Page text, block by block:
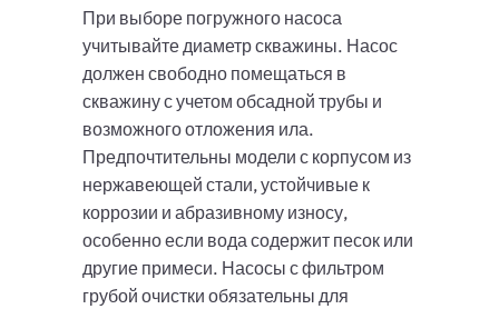
При выборе погружного насоса
учитывайте диаметр скважины. Насос
должен свободно помещаться в
скважину с учетом обсадной трубы и
возможного отложения ила.
Предпочтительны модели с корпусом из
нержавеющей стали, устойчивые к
коррозии и абразивному износу,
особенно если вода содержит песок или
другие примеси. Насосы с фильтром
грубой очистки обязательны для